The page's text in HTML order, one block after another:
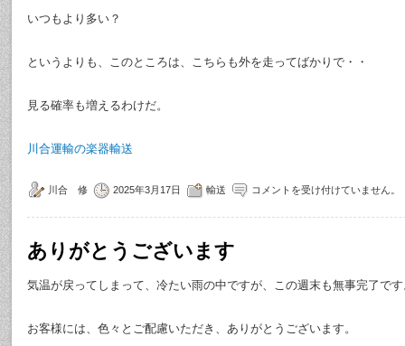
いつもより多い？
というよりも、このところは、こちらも外を走ってばかりで・・
見る確率も増えるわけだ。
川合運輸の楽器輸送
川合 修 2025年3月17日 輸送 コメントを受け付けていません。
ありがとうございます
気温が戻ってしまって、冷たい雨の中ですが、この週末も無事完了で
お客様には、色々とご配慮いただき、ありがとうございます。